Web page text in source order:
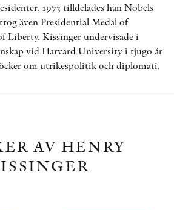
1973 tilldelades han Nobels
även Presidential Medal of
Liberty. Kissinger undervisade i
vid Harvard University i tjugo år
om utrikespolitik och diplomati.
AV HENRY